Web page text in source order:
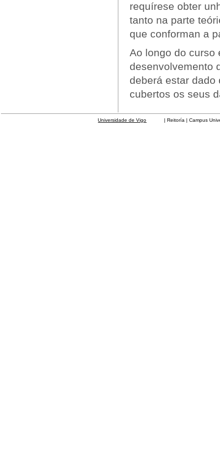
requírese obter
tanto na parte
que conforman a
Ao longo do curso
desenvolvemento
deberá estar
cubertos os seus
Universidade de Vigo | Reitoría | Campus